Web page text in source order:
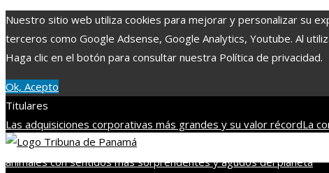
Nuestro sitio web utiliza cookies para mejorar y personalizar su
terceros como Google Adsense, Google Analytics, Youtube. Al
Haga clic en el botón para consultar nuestra Política de privacidad.
Ok, Acepto
Titulares
Las adquisiciones corporativas más grandes y su valor récordLa
ManAlianza entre Disney y TikTok para impulsar contenido con
animales con sentidos más sorprendentes y agudos del planeta